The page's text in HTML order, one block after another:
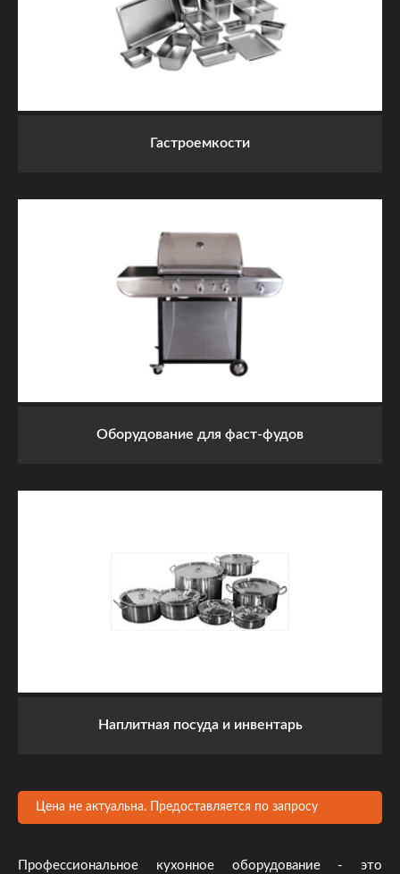
Гастроемкости
Оборудование для фаст-фудов
Наплитная посуда и инвентарь
Цена не актуальна. Предоставляется по запросу
Профессиональное кухонное оборудование - это